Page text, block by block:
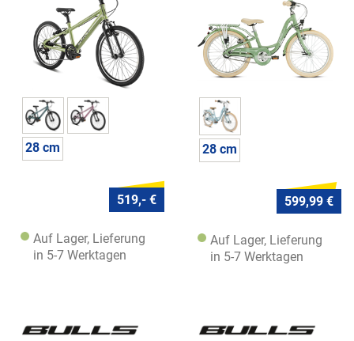
28 cm
519,- €
Auf Lager, Lieferung
in 5-7 Werktagen
28 cm
599,99 €
Auf Lager, Lieferung
in 5-7 Werktagen